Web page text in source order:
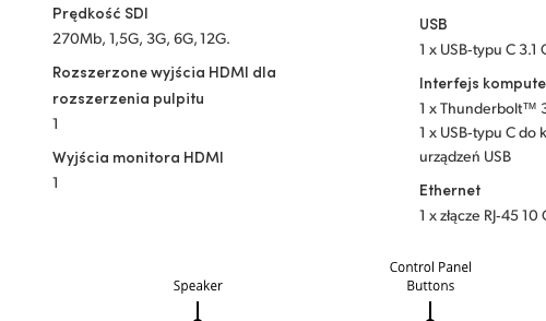
Prędkość SDI
270Mb, 1,5G, 3G, 6G, 12G.
Rozszerzone wyjścia HDMI dla
rozszerzenia pulpitu
1
Wyjścia monitora HDMI
1
USB
1 x USB‑typu C
Interfejs
1 x Thunderbolt™
1 x USB‑typu C
urządzeń USB
Ethernet
1 x złącze RJ‑45